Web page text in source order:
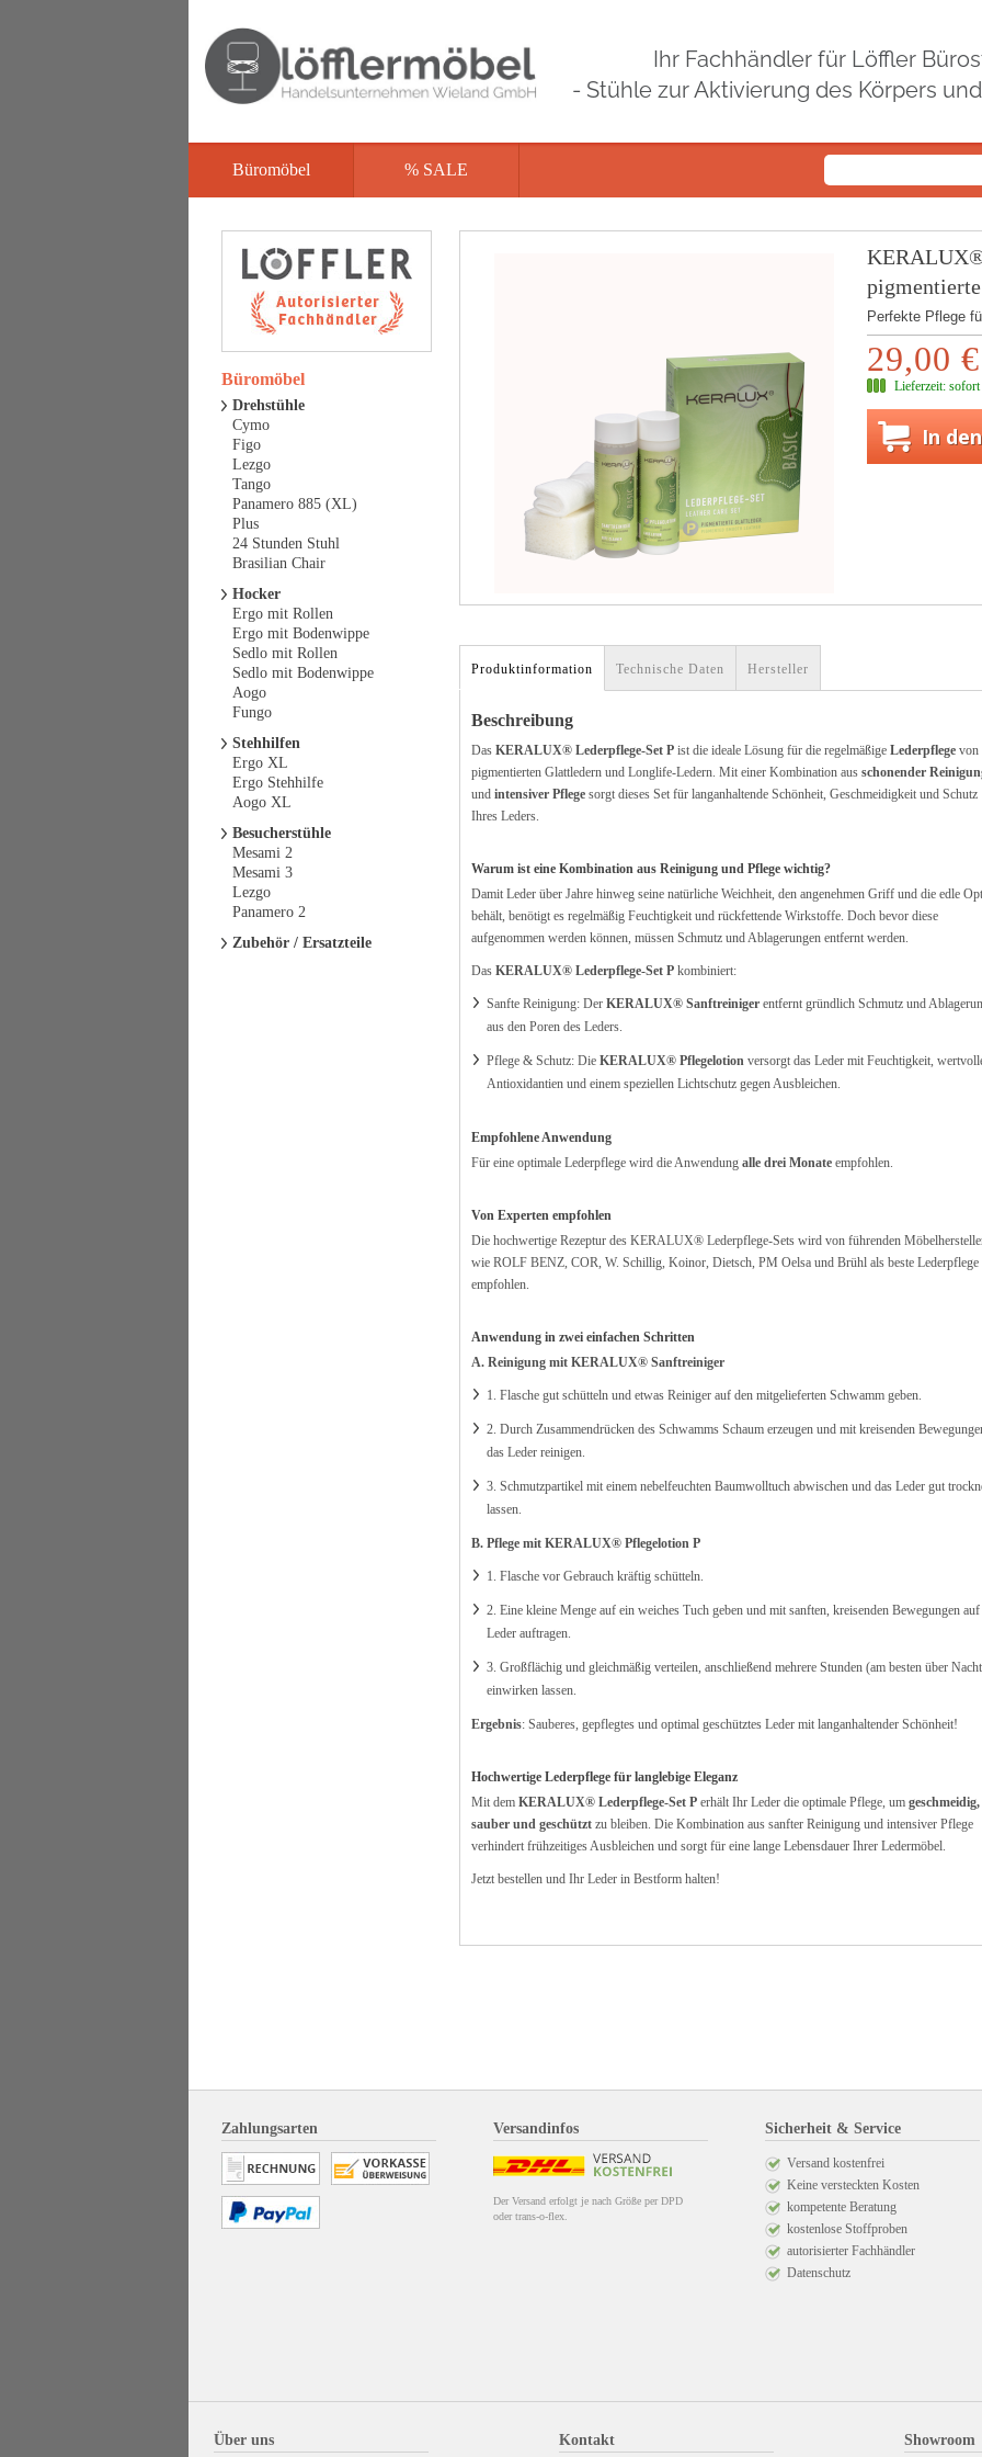
Ihr Fachhändler für Löffler
- Stühle zur Aktivierung des Körpers
Büromöbel % SALE
Perfekte Pflege
29,00 €
Lieferzeit: sofort
In
Produktinformation Technische Daten Hersteller
Beschreibung
Das KERALUX® Lederpflege-Set P ist die ideale Lösung für die regelmäßige Lederpflege von
pigmentierten Glattledern und Longlife-Ledern. Mit einer Kombination aus schonender
und intensiver Pflege sorgt dieses Set für langanhaltende Schönheit, Geschmeidigkeit und Schutz
Ihres Leders.
Warum ist eine Kombination aus Reinigung und Pflege wichtig?
Damit Leder über Jahre hinweg seine natürliche Weichheit, den angenehmen Griff und die edle
behält, benötigt es regelmäßig Feuchtigkeit und rückfettende Wirkstoffe. Doch bevor diese
aufgenommen werden können, müssen Schmutz und Ablagerungen entfernt werden.
Das KERALUX® Lederpflege-Set P kombiniert:
Sanfte Reinigung: Der KERALUX® Sanftreiniger entfernt gründlich Schmutz und
aus den Poren des Leders.
Pflege & Schutz: Die KERALUX® Pflegelotion versorgt das Leder mit Feuchtigkeit,
Antioxidantien und einem speziellen Lichtschutz gegen Ausbleichen.
Empfohlene Anwendung
Für eine optimale Lederpflege wird die Anwendung alle drei Monate empfohlen.
Von Experten empfohlen
Die hochwertige Rezeptur des KERALUX® Lederpflege-Sets wird von führenden
wie ROLF BENZ, COR, W. Schillig, Koinor, Dietsch, PM Oelsa und Brühl als beste Lederpflege
empfohlen.
Anwendung in zwei einfachen Schritten
A. Reinigung mit KERALUX® Sanftreiniger
1. Flasche gut schütteln und etwas Reiniger auf den mitgelieferten Schwamm geben.
2. Durch Zusammendrücken des Schwamms Schaum erzeugen und mit kreisenden
das Leder reinigen.
3. Schmutzpartikel mit einem nebelfeuchten Baumwolltuch abwischen und das Leder gut
lassen.
B. Pflege mit KERALUX® Pflegelotion P
1. Flasche vor Gebrauch kräftig schütteln.
2. Eine kleine Menge auf ein weiches Tuch geben und mit sanften, kreisenden Bewegungen auf
Leder auftragen.
3. Großflächig und gleichmäßig verteilen, anschließend mehrere Stunden (am besten über
einwirken lassen.
Ergebnis: Sauberes, gepflegtes und optimal geschütztes Leder mit langanhaltender Schönheit!
Hochwertige Lederpflege für langlebige Eleganz
Mit dem KERALUX® Lederpflege-Set P erhält Ihr Leder die optimale Pflege, um geschmeidig,
sauber und geschützt zu bleiben. Die Kombination aus sanfter Reinigung und intensiver Pflege
verhindert frühzeitiges Ausbleichen und sorgt für eine lange Lebensdauer Ihrer Ledermöbel.
Jetzt bestellen und Ihr Leder in Bestform halten!
Büromöbel
Drehstühle
Cymo
Figo
Lezgo
Tango
Panamero 885 (XL)
Plus
24 Stunden Stuhl
Brasilian Chair
Hocker
Ergo mit Rollen
Ergo mit Bodenwippe
Sedlo mit Rollen
Sedlo mit Bodenwippe
Aogo
Fungo
Stehhilfen
Ergo XL
Ergo Stehhilfe
Aogo XL
Besucherstühle
Mesami 2
Mesami 3
Lezgo
Panamero 2
Zubehör / Ersatzteile
Zahlungsarten Versandinfos
Der Versand erfolgt je nach Größe per DPD
oder trans-o-flex.
Sicherheit & Service
Versand kostenfrei
Keine versteckten Kosten
kompetente Beratung
kostenlose Stoffproben
autorisierter Fachhändler
Datenschutz
Über uns Kontakt Showroom